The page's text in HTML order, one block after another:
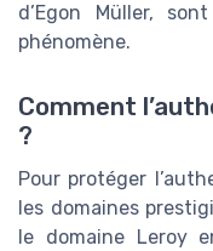
d’Egon Müller,
phénomène.
Comment
?
Pour protéger
les domaines
le domaine Leroy